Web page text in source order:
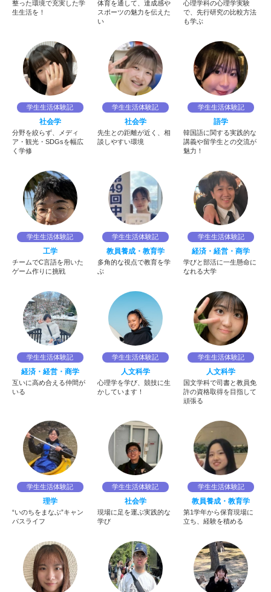
整った環境で充実した学
生生活を！
体育を通して、達成感や
スポーツの魅力を伝えた
い
心理学科の心理学実験
で、先行研究の比較方法
も学ぶ
学生生活体験記
社会学
分野を絞らず、メディ
ア・観光・SDGsを幅広
く学修
学生生活体験記
社会学
先生との距離が近く、相
談しやすい環境
学生生活体験記
語学
韓国語に関する実践的な
講義や留学生との交流が
魅力！
学生生活体験記
工学
チームでC言語を用いた
ゲーム作りに挑戦
学生生活体験記
教員養成・教育学
多角的な視点で教育を学
ぶ
学生生活体験記
経済・経営・商学
学びと部活に一生懸命に
なれる大学
学生生活体験記
経済・経営・商学
互いに高め合える仲間が
いる
学生生活体験記
人文科学
心理学を学び、競技に生
かしています！
学生生活体験記
人文科学
国文学科で司書と教員免
許の資格取得を目指して
頑張る
学生生活体験記
理学
“いのちをまなぶ”キャン
パスライフ
学生生活体験記
社会学
現場に足を運ぶ実践的な
学び
学生生活体験記
教員養成・教育学
第1学年から保育現場に
立ち、経験を積める